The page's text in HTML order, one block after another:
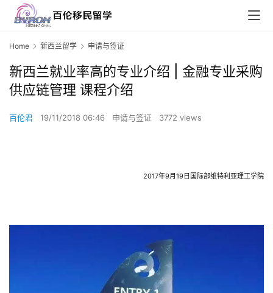
Home 新西兰留学 申请与签证
新西兰就业率高的专业介绍 | 金融专业采购
供应链管理 课程介绍
百伦君 19/11/2018 06:46 申请与签证 3772 views
2017年9月19日国际部维特利亚理工学院